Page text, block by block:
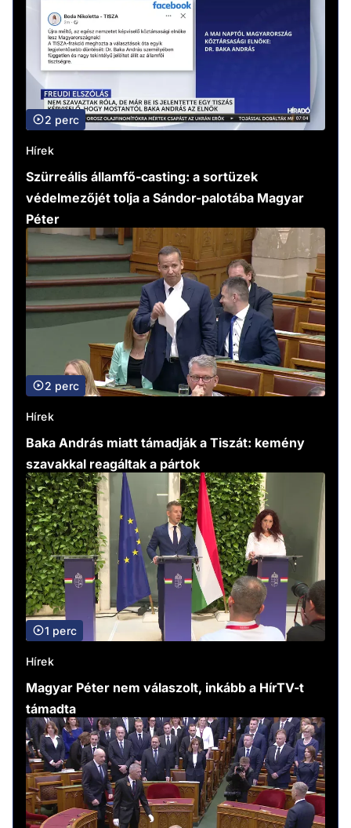
2 perc
Hírek
Szürreális államfő-casting: a sortüzek
védelmezőjét tolja a Sándor-palotába Magyar
Péter
2 perc
Hírek
Baka András miatt támadják a Tiszát: kemény
szavakkal reagáltak a pártok
1 perc
Hírek
Magyar Péter nem válaszolt, inkább a HírTV-t
támadta